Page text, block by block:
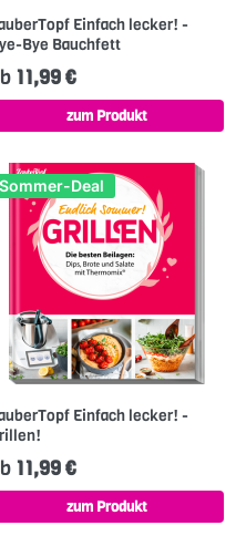
Einfach lecker! -
Bye Bauchfett
11,99 €
zum Produkt
Sommer-Deal
Einfach lecker! -
11,99 €
zum Produkt